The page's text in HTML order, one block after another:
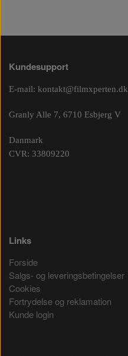
Kundesupport
E-mail: kontakt@filmxperten.dk
Granly Alle 7, 6710 Esbjerg V
Danmark
CVR: 33809220
Links
Forside
Salgs- og leveringsbetingelser
Cookies
Fortrydelse og reklamation
Kunde login